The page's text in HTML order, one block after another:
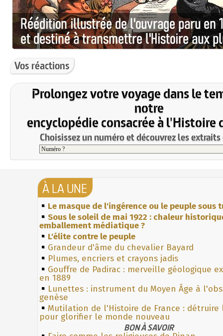
Vos réactions
Prolongez votre voyage dans le
notre
encyclopédie consacrée à l'Histoire
Choisissez un numéro et découvrez les
À LA UNE
Le masque de l'ingérence ou le peuple sous
Sous le soleil de mai 1922 : chaleur
emballement médiatique ?
L'élite contre le peuple
Grandeur d'âme du chevalier Bayard
Plumes, encriers et crayons jadis
Gouffre de Padirac : merveille géologique
en 1889
Lunettes : instrument du Moyen Âge à
genèse
Mutilation de l'Histoire de France : détruire
pour glorifier le monde nouveau
BON À SAVOIR